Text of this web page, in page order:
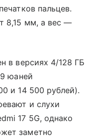
пальцев.
8,15 мм, а вес —
в версиях 4/128 ГБ
юаней
и 14 500 рублей).
и слухи
17 5G, однако
заметно